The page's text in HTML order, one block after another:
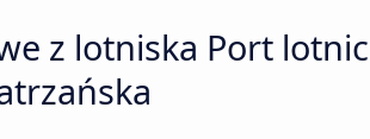
z lotniska Port